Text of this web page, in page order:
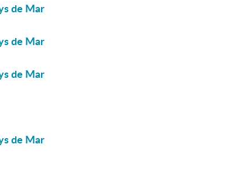
de Mar
de Mar
de Mar
de Mar